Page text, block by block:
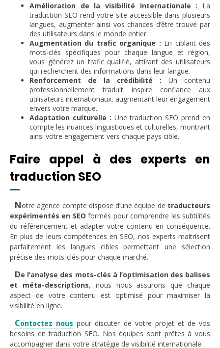
Amélioration de la visibilité internationale : La
traduction SEO rend votre site accessible dans plusieurs
langues, augmenter ainsi vos chances d’être trouvé par
des utilisateurs dans le monde entier.
Augmentation du trafic organique : En ciblant des
mots-clés spécifiques pour chaque langue et région,
vous générez un trafic qualifié, attirant des utilisateurs
qui recherchent des informations dans leur langue.
Renforcement de la crédibilité : Un contenu
professionnellement traduit inspire confiance aux
utilisateurs internationaux, augmentant leur engagement
envers votre marque.
Adaptation culturelle : Une traduction SEO prend en
compte les nuances linguistiques et culturelles, montrant
ainsi votre engagement vers chaque pays cible.
Faire appel à des experts en
traduction SEO
Notre agence compte dispose d’une équipe de traducteurs
expérimentés en SEO formés pour comprendre les subtilités
du référencement et adapter votre contenu en conséquence.
En plus de leurs compétences en SEO, nos experts maitrisent
parfaitement les langues cibles permettant une sélection
précise des mots-clés pour chaque marché.
De l’analyse des mots-clés à l’optimisation des balises
et méta-descriptions, nous nous assurons que chaque
aspect de votre contenu est optimisé pour maximiser la
visibilité en ligne.
Contactez nous pour discuter de votre projet et de vos
besoins en traduction SEO. Nos équipes sont prêtes à vous
accompagner dans votre stratégie de visibilité internationale.